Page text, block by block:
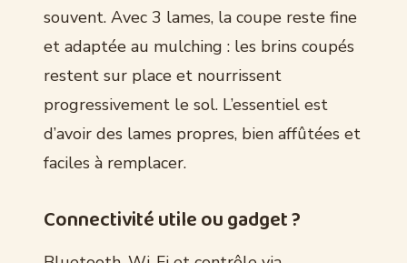
souvent. Avec 3 lames, la coupe reste fine
et adaptée au mulching : les brins coupés
restent sur place et nourrissent
progressivement le sol. L’essentiel est
d’avoir des lames propres, bien affûtées et
faciles à remplacer.
Connectivité utile ou gadget ?